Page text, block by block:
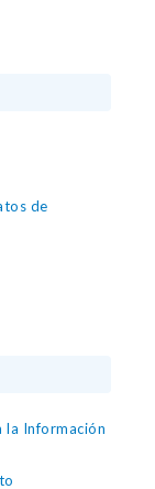
de
la Información